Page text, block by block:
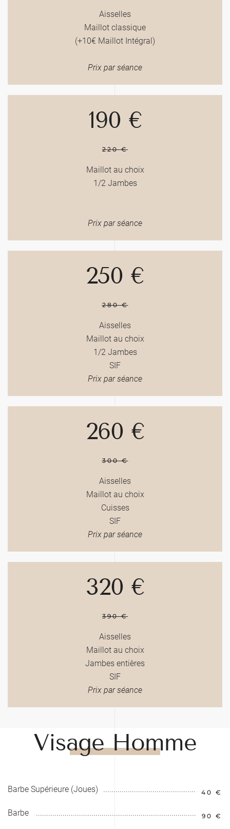
Aisselles
Maillot classique
(+10€ Maillot Intégral)
Prix par séance
190 €
220 €
Maillot au choix
1/2 Jambes
Prix par séance
250 €
280 €
Aisselles
Maillot au choix
1/2 Jambes
SIF
Prix par séance
260 €
300 €
Aisselles
Maillot au choix
Cuisses
SIF
Prix par séance
320 €
390 €
Aisselles
Maillot au choix
Jambes entières
SIF
Prix par séance
Visage Homme
Barbe Supérieure (Joues) 40 €
Barbe 90 €